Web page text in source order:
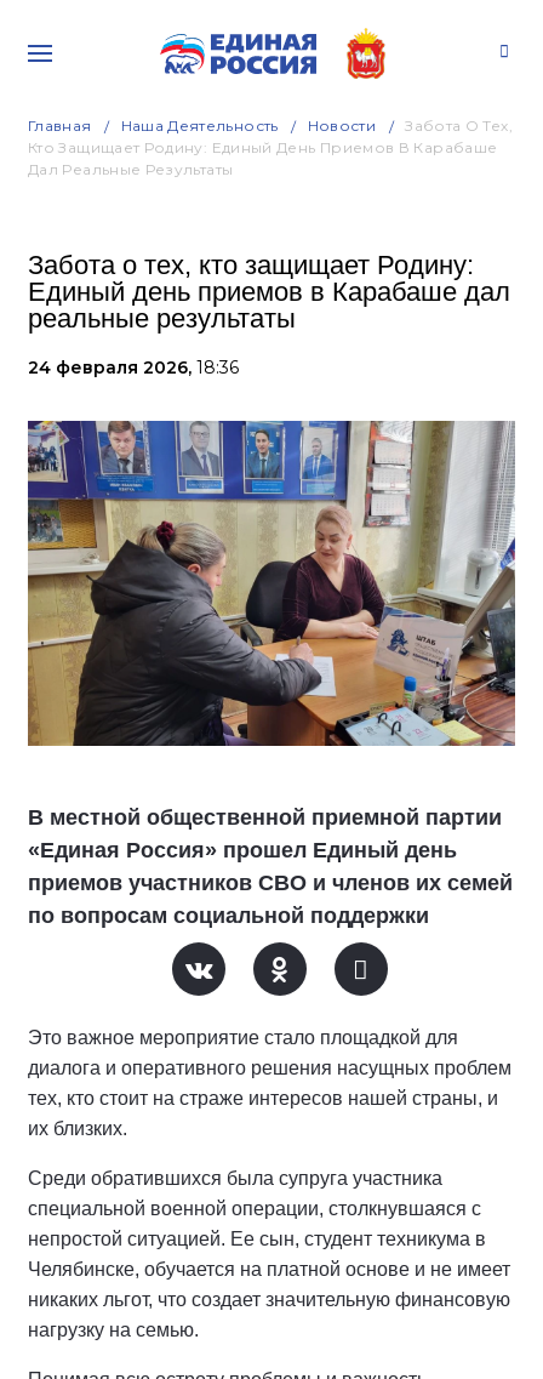
Главная Наша Деятельность Новости
Забота О Тех,
Кто Защищает Родину: Единый День Приемов В Карабаше
Дал Реальные Результаты
Забота о тех, кто защищает Родину:
Единый день приемов в Карабаше дал
реальные результаты
24 февраля 2026, 18:36
В местной общественной приемной партии
«Единая Россия» прошел Единый день
приемов участников СВО и членов их семей
по вопросам социальной поддержки
Это важное мероприятие стало площадкой для
диалога и оперативного решения насущных проблем
тех, кто стоит на страже интересов нашей страны, и
их близких.
Среди обратившихся была супруга участника
специальной военной операции, столкнувшаяся с
непростой ситуацией. Ее сын, студент техникума в
Челябинске, обучается на платной основе и не имеет
никаких льгот, что создает значительную финансовую
нагрузку на семью.